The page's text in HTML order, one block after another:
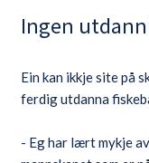
Ingen
Ein kan ikkje site på
ferdig utdanna
- Eg har lært mykje